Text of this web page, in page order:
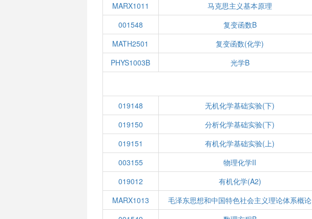
MARX1011
马克思主义基本原理
001548
复变函数B
MATH2501
复变函数(化学)
PHYS1003B
光学B
019148 无机化学基础实验(下)
019150
分析化学基础实验(下)
019151
有机化学基础实验(上)
003155
物理化学II
019012
有机化学(A2)
MARX1013
毛泽东思想和中国特色社会主义理论体系概论